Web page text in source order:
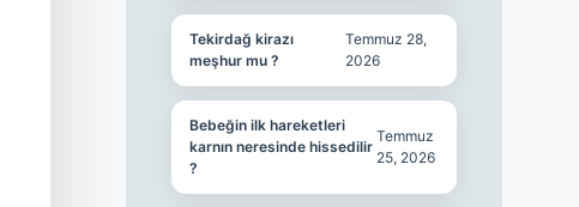
Tekirdağ kirazı
meşhur mu ?
Temmuz 28,
2026
Bebeğin ilk hareketleri
karnın neresinde hissedilir
?
Temmuz
25, 2026